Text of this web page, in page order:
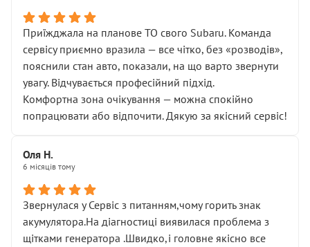
Приїжджала на планове ТО свого Subaru. Команда
сервісу приємно вразила — все чітко, без «розводів»,
пояснили стан авто, показали, на що варто звернути
увагу. Відчувається професійний підхід.
Комфортна зона очікування — можна спокійно
попрацювати або відпочити. Дякую за якісний сервіс!
Оля Н.
6 місяців тому
Звернулася у Сервіс з питанням,чому горить знак
акумулятора.На діагностиці виявилася проблема з
щітками генератора .Швидко,і головне якісно все